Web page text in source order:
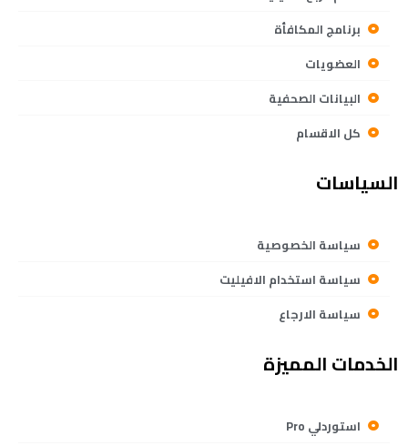
برنامج المكافأة
العضويات
البيانات الصحفية
كل الاقسام
السياسات
سياسة الخصوصية
سياسة استخدام الافيليت
سياسة الارجاع
الخدمات المميزة
استوردلي Pro